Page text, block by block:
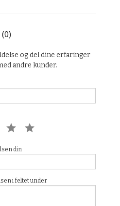
og del dine erfaringer
andre kunder.
4 star 5 star
din
i feltet under